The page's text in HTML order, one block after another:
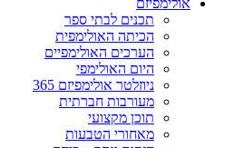
אולימפיזם
תכנים לבתי ספר
הכיתה האולימפית
הערכים האולימפיים
היום האולימפי
ניוזלטר אולימפיזם 365
מעורבות חברתית
תוכן מקצועי
מאחורי הטבעות